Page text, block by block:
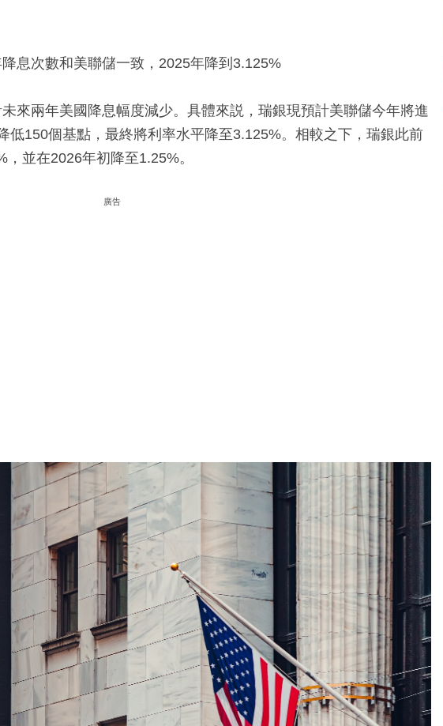
息次數和美聯儲一致，2025年降到3.125%
來兩年美國降息幅度減少。具體來説，瑞銀現預計美聯儲今年將進
低150個基點，最終將利率水平降至3.125%。相較之下，瑞銀此前
並在2026年初降至1.25%。
廣告